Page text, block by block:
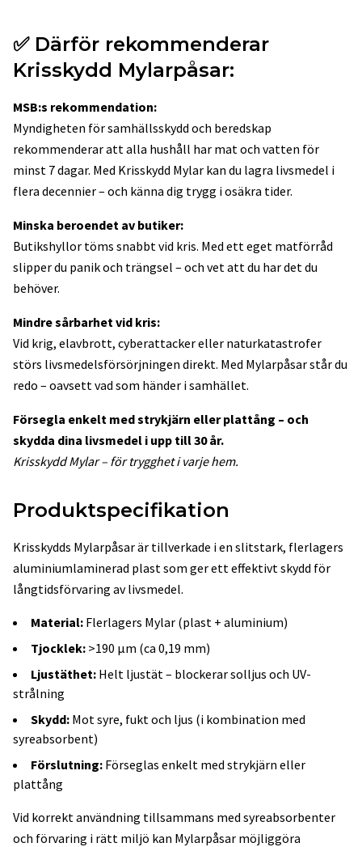
✅ Därför rekommenderar
Krisskydd Mylarpåsar:
MSB:s rekommendation:
Myndigheten för samhällsskydd och beredskap
rekommenderar att alla hushåll har mat och vatten för
minst 7 dagar. Med Krisskydd Mylar kan du lagra livsmedel i
flera decennier – och känna dig trygg i osäkra tider.
Minska beroendet av butiker:
Butikshyllor töms snabbt vid kris. Med ett eget matförråd
slipper du panik och trängsel – och vet att du har det du
behöver.
Mindre sårbarhet vid kris:
Vid krig, elavbrott, cyberattacker eller naturkatastrofer
störs livsmedelsförsörjningen direkt. Med Mylarpåsar står du
redo – oavsett vad som händer i samhället.
Försegla enkelt med strykjärn eller plattång – och
skydda dina livsmedel i upp till 30 år.
Krisskydd Mylar – för trygghet i varje hem.
Produktspecifikation
Krisskydds Mylarpåsar är tillverkade i en slitstark, flerlagers
aluminiumlaminerad plast som ger ett effektivt skydd för
långtidsförvaring av livsmedel.
Material: Flerlagers Mylar (plast + aluminium)
Tjocklek: >190 µm (ca 0,19 mm)
Ljustäthet: Helt ljustät – blockerar solljus och UV-
strålning
Skydd: Mot syre, fukt och ljus (i kombination med
syreabsorbent)
Förslutning: Förseglas enkelt med strykjärn eller
plattång
Vid korrekt användning tillsammans med syreabsorbenter
och förvaring i rätt miljö kan Mylarpåsar möjliggöra